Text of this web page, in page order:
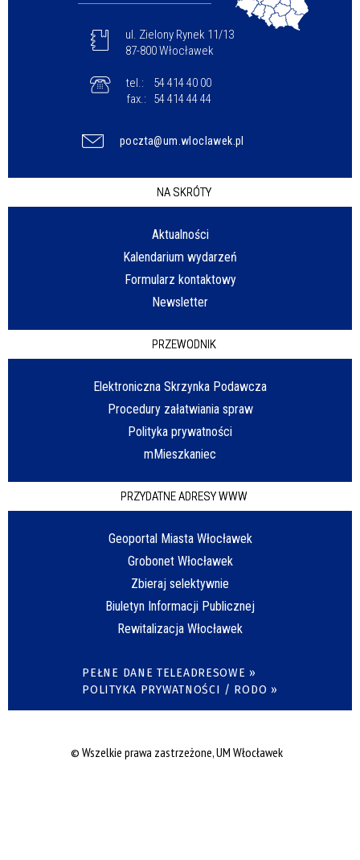
ul. Zielony Rynek 11/13
87-800 Włocławek
tel.:
54 414 40 00
fax.:
54 414 44 44
poczta@um.wloclawek.pl
NA SKRÓTY
Aktualności
Kalendarium wydarzeń
Formularz kontaktowy
Newsletter
PRZEWODNIK
Elektroniczna Skrzynka Podawcza
Procedury załatwiania spraw
Polityka prywatności
mMieszkaniec
PRZYDATNE ADRESY WWW
Geoportal Miasta Włocławek
Grobonet Włocławek
Zbieraj selektywnie
Biuletyn Informacji Publicznej
Rewitalizacja Włocławek
PEŁNE DANE TELEADRESOWE »
POLITYKA PRYWATNOŚCI / RODO »
© Wszelkie prawa zastrzeżone, UM Włocławek